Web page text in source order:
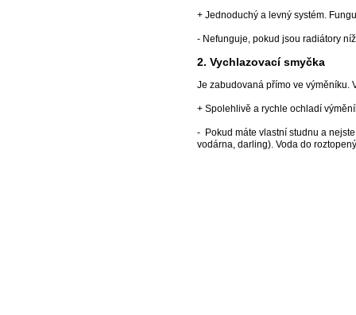
+ Jednoduchý a levný systém.
- Nefunguje, pokud jsou radiátory
2. Vychlazovací smyčka
Je zabudovaná přímo ve výměníku.
+ Spolehlivě a rychle ochladí
- Pokud máte vlastní studnu a
vodárna, darling). Voda do